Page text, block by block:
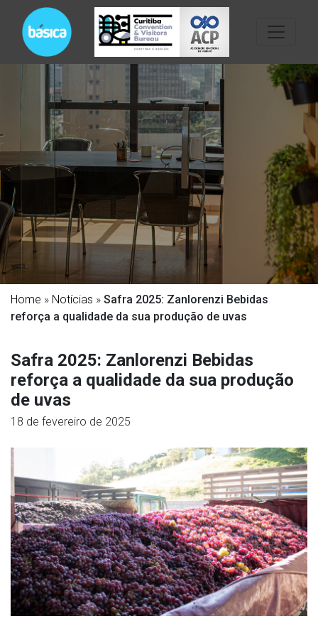
Home » Notícias » Safra 2025: Zanlorenzi Bebidas
reforça a qualidade da sua produção de uvas
Safra 2025: Zanlorenzi Bebidas
reforça a qualidade da sua produção
de uvas
18 de fevereiro de 2025